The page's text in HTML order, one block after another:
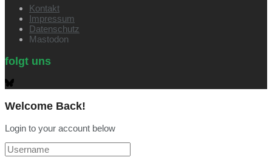
Kontakt
Impressum
Datenschutz
Mastodon
folgt uns
Welcome Back!
Login to your account below